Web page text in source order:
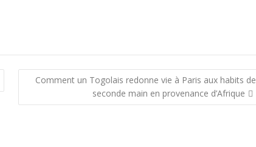
Comment un Togolais redonne vie à Paris aux habits de
seconde main en provenance d’Afrique